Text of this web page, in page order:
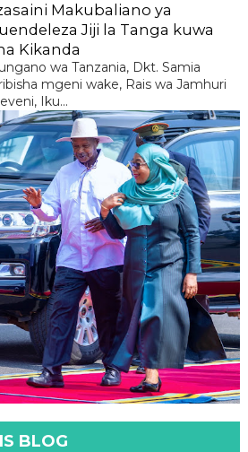
Makubaliano ya
Jiji la Tanga kuwa
Kikanda
wa Tanzania, Dkt. Samia
mgeni wake, Rais wa Jamhuri
Iku...
BLOG